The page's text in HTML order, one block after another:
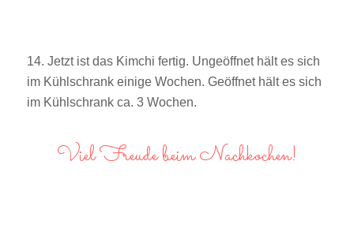
14. Jetzt ist das Kimchi fertig. Ungeöffnet hält es sich
im Kühlschrank einige Wochen. Geöffnet hält es sich
im Kühlschrank ca. 3 Wochen.
Viel Freude beim Nachkochen!